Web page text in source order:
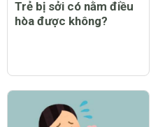
Trẻ bị sởi có nằm điều
hòa được không?